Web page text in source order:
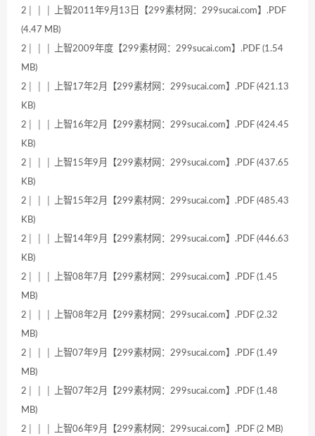
2│ │ │ 上智2011年9月13日【299素材网：299sucai.com】.PDF
(4.47 MB)
2│ │ │ 上智2009年度【299素材网：299sucai.com】.PDF (1.54
MB)
2│ │ │ 上智17年2月【299素材网：299sucai.com】.PDF (421.13
KB)
2│ │ │ 上智16年2月【299素材网：299sucai.com】.PDF (424.45
KB)
2│ │ │ 上智15年9月【299素材网：299sucai.com】.PDF (437.65
KB)
2│ │ │ 上智15年2月【299素材网：299sucai.com】.PDF (485.43
KB)
2│ │ │ 上智14年9月【299素材网：299sucai.com】.PDF (446.63
KB)
2│ │ │ 上智08年7月【299素材网：299sucai.com】.PDF (1.45
MB)
2│ │ │ 上智08年2月【299素材网：299sucai.com】.PDF (2.32
MB)
2│ │ │ 上智07年9月【299素材网：299sucai.com】.PDF (1.49
MB)
2│ │ │ 上智07年2月【299素材网：299sucai.com】.PDF (1.48
MB)
2│ │ │ 上智06年9月【299素材网：299sucai.com】.PDF (2 MB)